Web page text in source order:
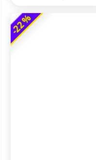
-22 %